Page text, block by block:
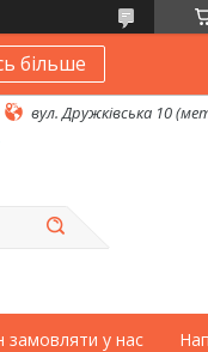
більше
вул. Дружківська 10
замовляти у нас